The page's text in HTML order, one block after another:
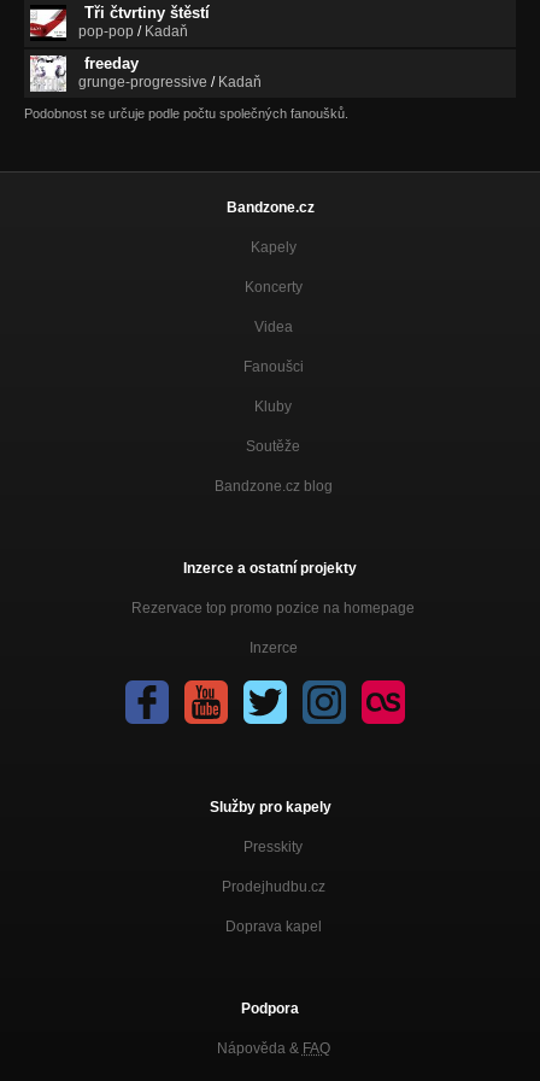
Nezařazeno
Poznání
Nezařazeno
I se mnou jdou
Tři čtvrtiny štěstí
pop-pop / Kadaň
freeday
grunge-progressive / Kadaň
Podobnost se určuje podle počtu společných fanoušků.
Bandzone.cz
Kapely
Koncerty
Videa
Fanoušci
Kluby
Soutěže
Bandzone.cz blog
Inzerce a ostatní projekty
Rezervace top promo pozice na homepage
Inzerce
Služby pro kapely
Presskity
Prodejhudbu.cz
Doprava kapel
Podpora
Nápověda & FAQ